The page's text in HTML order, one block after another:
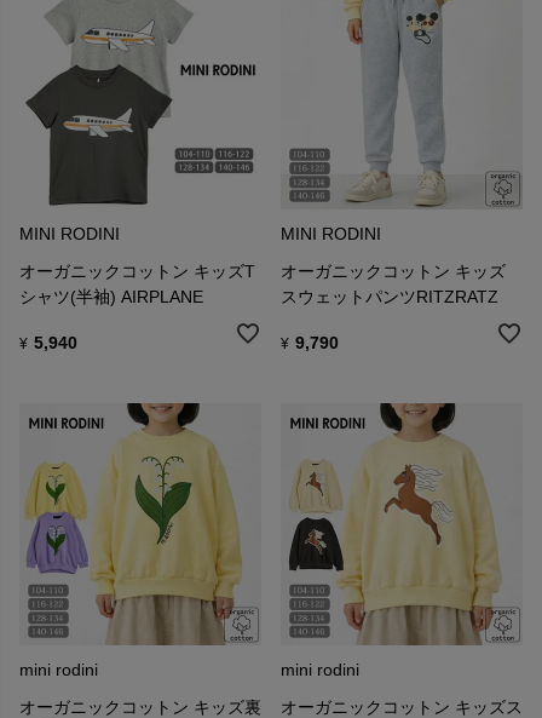
MINI RODINI
オーガニックコットン キッズT
シャツ(半袖) AIRPLANE
¥ 5,940
MINI RODINI
オーガニックコットン キッズ
スウェットパンツRITZRATZ
¥ 9,790
mini rodini
オーガニックコットン キッズ裏
mini rodini
オーガニックコットン キッズス